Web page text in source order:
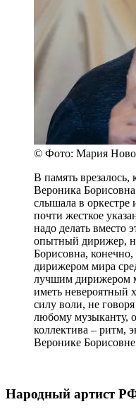
© Фото: Мария
В память врезалось,
Вероника Борисовна
слышала в оркестре
почти жесткое
надо делать вместо
опытный дирижер,
Борисовна,
дирижером мира
лучшим дирижером
иметь невероятный
силу воли, не
любому музыканту,
коллектива – ритм,
Веронике
Народный артист